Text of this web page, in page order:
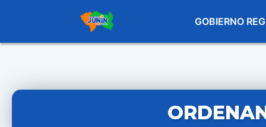
GOBIERNO